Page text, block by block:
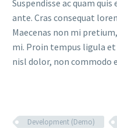
Suspendisse ac quam
ante. Cras consequat
Maecenas non mi
mi. Proin tempus ligula
nisl dolor, non commodo
Development (Demo)